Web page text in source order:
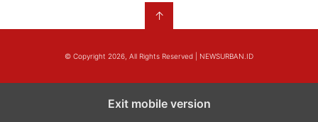
↑
© Copyright 2026, All Rights Reserved | NEWSURBAN.ID
Exit mobile version